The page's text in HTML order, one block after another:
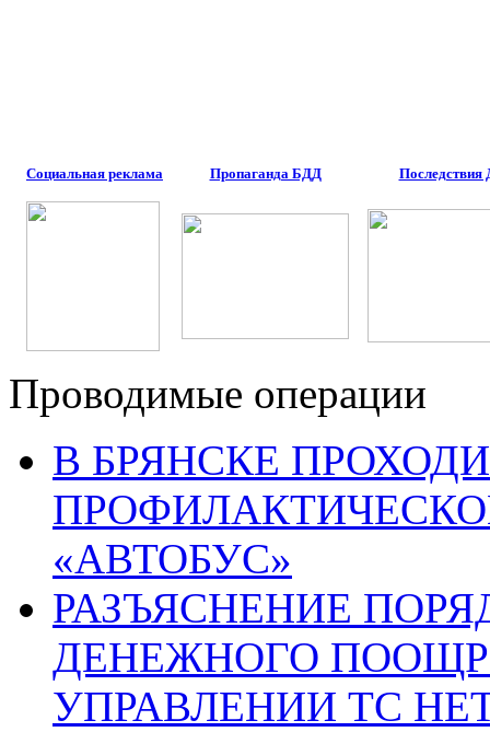
Социальная реклама Пропаганда БДД
Проводимые операции
В БРЯНСКЕ
«АВТОБУС»
РАЗЪЯСНЕНИЕ
ДЕНЕЖНОГО
УПРАВЛЕНИИ ТС